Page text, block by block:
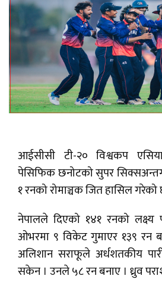
आईसीसी टी-२० विश्वकप
पेसिफिक छनोटको सुपर
१ रनको रोमाञ्चक जित हासिल गरेको
नेपालले दिएको १४१ रनको
ओभरमा ९ विकेट गुमाएर १३९ रन
अलिशान सराफूले अर्धशतकीय
सकेन । उनले ५८ रन बनाए । ध्रुव